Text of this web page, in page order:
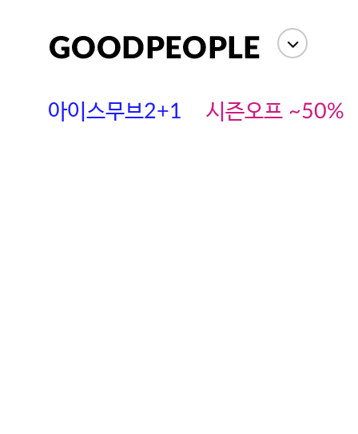
아이스무브2+1 시즌오프 ~50%